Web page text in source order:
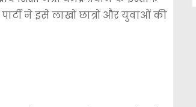
ने इसे लाखों छात्रों और युवाओं की